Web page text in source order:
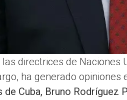
directrices de
ha generado opiniones
Cuba, Bruno